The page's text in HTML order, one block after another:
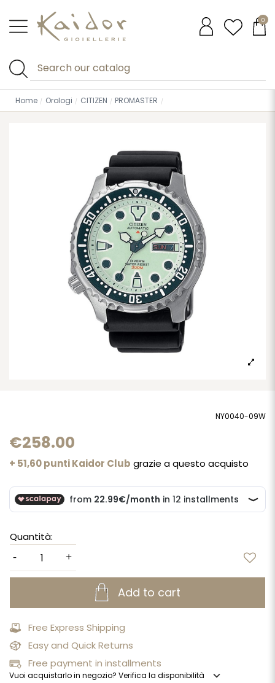
0
Home Orologi CITIZEN PROMASTER
NY0040-09W
€258.00
+ 51,60 punti Kaidor Club grazie a questo acquisto
Quantità:
Add to cart
Free Express Shipping
Easy and Quick Returns
Free payment in installments
Vuoi acquistarlo in negozio? Verifica la disponibilità expand_more